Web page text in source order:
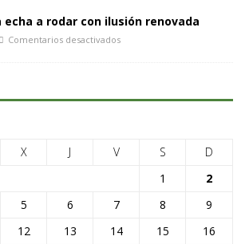
echa a rodar con ilusión renovada
Comentarios desactivados
X J V S
D
1
2
5 6 7 8
9
12 13 14 15
16